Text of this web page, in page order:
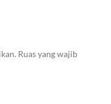
Ruas yang wajib